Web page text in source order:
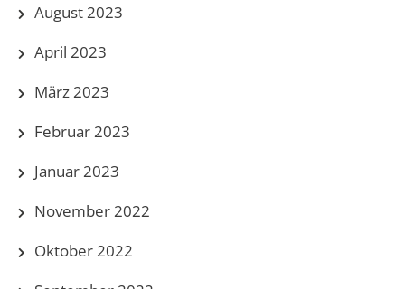
August 2023
April 2023
März 2023
Februar 2023
Januar 2023
November 2022
Oktober 2022